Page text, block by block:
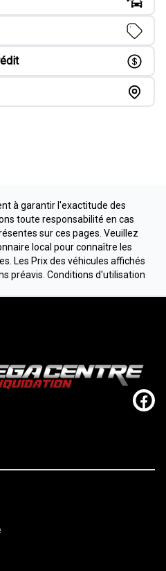
à garantir l'exactitude des
toute responsabilité en cas
sur ces pages. Veuillez
local pour connaître les
Les Prix des véhicules affichés
préavis. Conditions d'utilisation